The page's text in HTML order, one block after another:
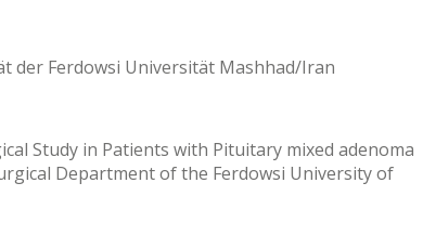
der Ferdowsi Universität Mashhad/Iran
Study in Patients with Pituitary mixed adenoma
Department of the Ferdowsi University of